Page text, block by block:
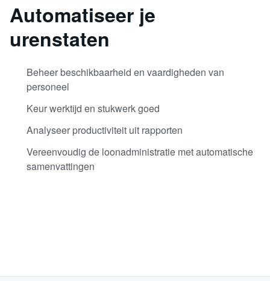
Automatiseer je
urenstaten
Beheer beschikbaarheid en vaardigheden van
personeel
Keur werktijd en stukwerk goed
Analyseer productiviteit uit rapporten
Vereenvoudig de loonadministratie met automatische
samenvattingen